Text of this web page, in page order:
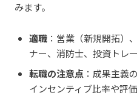
みます。
適職 ：営業（新規開拓）
ナー、消防士、投資トレ
転職の注意点 ：成果主義
インセンティブ比率や評